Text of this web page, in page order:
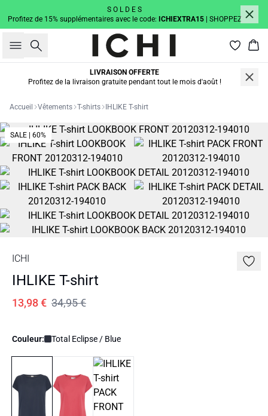
S O L D E S
Profitez de 15% supplémentaires avec le code: ICHIEXTRA15 | SHOPPEZ
Rechercher
LIVRAISON OFFERTE
Profitez de la livraison gratuite pendant tout le mois d'août !
Accueil Vêtements T-shirts IHLIKE T-shirt
SALE | 60%
ICHI
IHLIKE T-shirt
13,98 € 34,95 €
Couleur: Total Eclipse / Blue